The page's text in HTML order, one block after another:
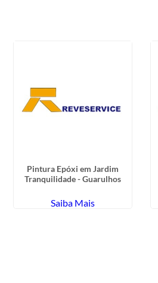
Pintura Epóxi em Jardim
Tranquilidade - Guarulhos
Saiba Mais